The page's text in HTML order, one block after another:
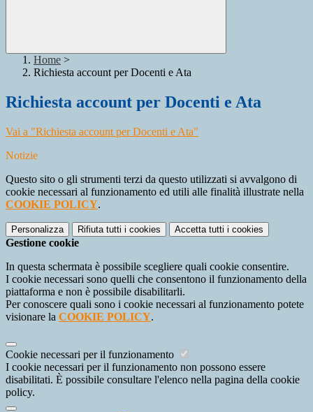
Home >
Richiesta account per Docenti e Ata
Richiesta account per Docenti e Ata
Vai a "Richiesta account per Docenti e Ata"
Notizie
Questo sito o gli strumenti terzi da questo utilizzati si avvalgono di
cookie necessari al funzionamento ed utili alle finalità illustrate nella
COOKIE POLICY.
Personalizza Rifiuta tutti i cookies Accetta tutti i cookies
Gestione cookie
In questa schermata è possibile scegliere quali cookie consentire.
I cookie necessari sono quelli che consentono il funzionamento della
piattaforma e non è possibile disabilitarli.
Per conoscere quali sono i cookie necessari al funzionamento potete
visionare la COOKIE POLICY.
Cookie necessari per il funzionamento
I cookie necessari per il funzionamento non possono essere
disabilitati. È possibile consultare l'elenco nella pagina della cookie
policy.